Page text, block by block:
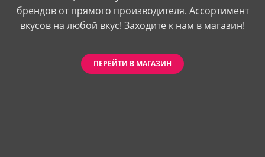
брендов от прямого производителя. Ассортимент
вкусов на любой вкус! Заходите к нам в магазин!
ПЕРЕЙТИ В МАГАЗИН